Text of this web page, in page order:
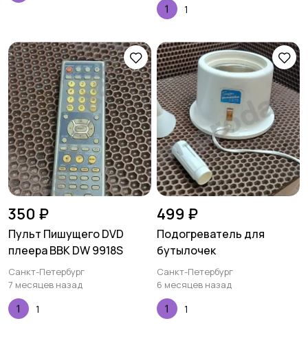
1
350 ₽
Пульт Пишущего DVD
плеера BBK DW 9918S
Санкт-Петербург
7 месяцев назад
1
499 ₽
Подогреватель для
бутылочек
Санкт-Петербург
6 месяцев назад
1